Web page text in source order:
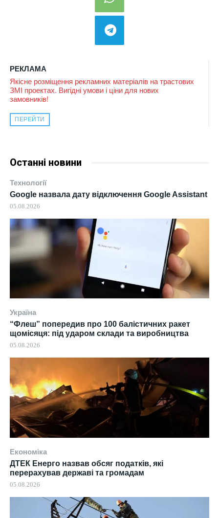
РЕКЛАМА
Якісне розміщення рекламних матеріалів на трастових
ЗМІ проектах. Вигідні умови і ціни для нових
замовників!
ПЕРЕЙТИ
Останні новини
Технології
Google назвала дату відключення Google Assistant
05.08.2026
Україна
“Флеш” попередив про 100 балістичних ракет
щомісяця: під ударом склади та виробництва
05.08.2026
Економіка
ДТЕК Енерго назвав обсяг податків, які
перерахував державі та громадам
05.08.2026